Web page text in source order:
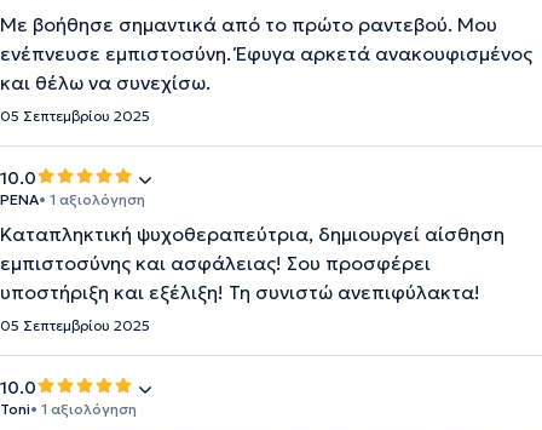
Με βοήθησε σημαντικά από το πρώτο ραντεβού. Μου
ενέπνευσε εμπιστοσύνη. Έφυγα αρκετά ανακουφισμένος
και θέλω να συνεχίσω.
05 Σεπτεμβρίου 2025
10.0
ΡΕΝΑ• 1 αξιολόγηση
Καταπληκτική ψυχοθεραπεύτρια, δημιουργεί αίσθηση
εμπιστοσύνης και ασφάλειας! Σου προσφέρει
υποστήριξη και εξέλιξη! Τη συνιστώ ανεπιφύλακτα!
05 Σεπτεμβρίου 2025
10.0
Toni• 1 αξιολόγηση